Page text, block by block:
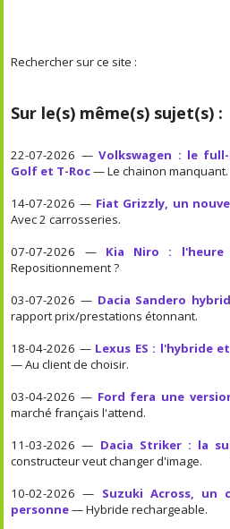
Rechercher sur ce site :
Sur le(s) même(s) sujet(s) :
22-07-2026 —Volkswagen : le
Golf et T-Roc— Le chainon manquant.
14-07-2026 — Fiat Grizzly, un
Avec 2 carrosseries.
07-07-2026 — Kia Niro :
Repositionnement ?
03-07-2026 — Dacia Sandero
rapport prix/prestations étonnant.
18-04-2026 — Lexus ES : l'hybride
— Au client de choisir.
03-04-2026 — Ford fera une
marché français l'attend.
11-03-2026 — Dacia Striker : la
constructeur veut changer d'image.
10-02-2026 — Suzuki Across, un
personne— Hybride rechargeable.